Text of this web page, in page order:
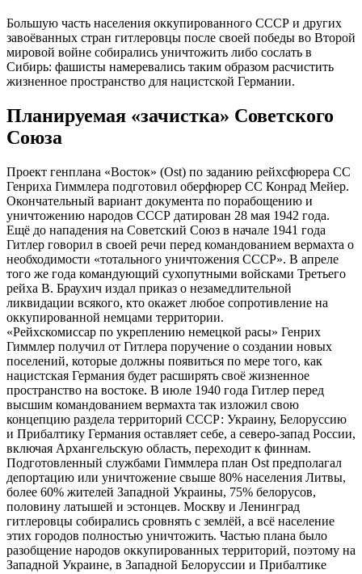
Большую часть населения оккупированного СССР и других
завоёванных стран гитлеровцы после своей победы во Второй
мировой войне собирались уничтожить либо сослать в
Сибирь: фашисты намеревались таким образом расчистить
жизненное пространство для нацистской Германии.
Планируемая «зачистка» Советского
Союза
Проект генплана «Восток» (Ost) по заданию рейхсфюрера СС
Генриха Гиммлера подготовил оберфюрер СС Конрад Мейер.
Окончательный вариант документа по порабощению и
уничтожению народов СССР датирован 28 мая 1942 года.
Ещё до нападения на Советский Союз в начале 1941 года
Гитлер говорил в своей речи перед командованием вермахта о
необходимости «тотального уничтожения СССР». В апреле
того же года командующий сухопутными войсками Третьего
рейха В. Браухич издал приказ о незамедлительной
ликвидации всякого, кто окажет любое сопротивление на
оккупированной немцами территории.
«Рейхскомиссар по укреплению немецкой расы» Генрих
Гиммлер получил от Гитлера поручение о создании новых
поселений, которые должны появиться по мере того, как
нацистская Германия будет расширять своё жизненное
пространство на востоке. В июле 1940 года Гитлер перед
высшим командованием вермахта так изложил свою
концепцию раздела территорий СССР: Украину, Белоруссию
и Прибалтику Германия оставляет себе, а северо-запад России,
включая Архангельскую область, переходит к финнам.
Подготовленный службами Гиммлера план Ost предполагал
депортацию или уничтожение свыше 80% населения Литвы,
более 60% жителей Западной Украины, 75% белорусов,
половину латышей и эстонцев. Москву и Ленинград
гитлеровцы собирались сровнять с землёй, а всё население
этих городов полностью уничтожить. Частью плана было
разобщение народов оккупированных территорий, поэтому на
Западной Украине, в Западной Белоруссии и Прибалтике